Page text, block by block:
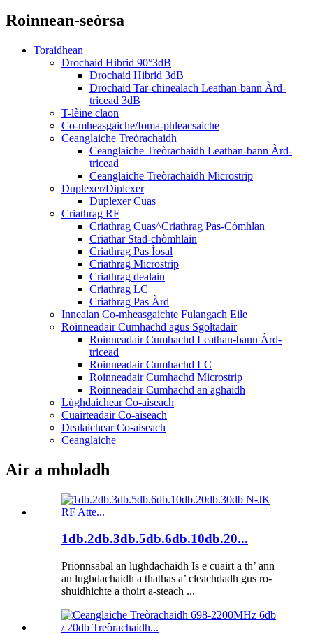
Roinnean-seòrsa
Toraidhean
Drochaid Hibrid 90°3dB
Drochaid Hibrid 3dB
Drochaid Tar-chinealach Leathan-bann Àrd-
tricead 3dB
T-lèine claon
Co-mheasgaiche/Ioma-phleacsaiche
Ceanglaiche Treòrachaidh
Ceanglaiche Treòrachaidh Leathan-bann Àrd-
tricead
Ceanglaiche Treòrachaidh Microstrip
Duplexer/Diplexer
Duplexer Cuas
Criathrag RF
Criathrag Cuas^Criathrag Pas-Còmhlan
Criathar Stad-chòmhlain
Criathrag Pas Ìosal
Criathrag Microstrip
Criathrag dealain
Criathrag LC
Criathrag Pas Àrd
Innealan Co-mheasgaichte Fulangach Eile
Roinneadair Cumhachd agus Sgoltadair
Roinneadair Cumhachd Leathan-bann Àrd-
tricead
Roinneadair Cumhachd LC
Roinneadair Cumhachd Microstrip
Roinneadair Cumhachd an aghaidh
Lùghdaichear Co-aiseach
Cuairteadair Co-aiseach
Dealaichear Co-aiseach
Ceanglaiche
Air a mholadh
1db.2db.3db.5db.6db.10db.20...
Prionnsabal an lughdachaidh Is e cuairt a th’ ann
an lughdachaidh a thathas a’ cleachdadh gus ro-
shuidhichte a thoirt a-steach ...